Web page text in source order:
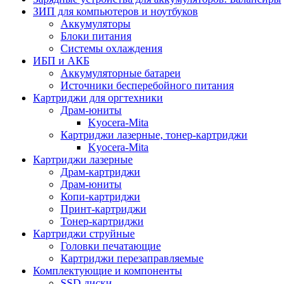
ЗИП для компьютеров и ноутбуков
Аккумуляторы
Блоки питания
Системы охлаждения
ИБП и АКБ
Аккумуляторные батареи
Источники бесперебойного питания
Картриджи для оргтехники
Драм-юниты
Kyocera-Mita
Картриджи лазерные, тонер-картриджи
Kyocera-Mita
Картриджи лазерные
Драм-картриджи
Драм-юниты
Копи-картриджи
Принт-картриджи
Тонер-картриджи
Картриджи струйные
Головки печатающие
Картриджи перезаправляемые
Комплектующие и компоненты